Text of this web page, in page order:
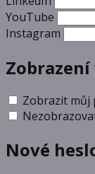
YouTube
Instagram
Zobrazit můj
Nové